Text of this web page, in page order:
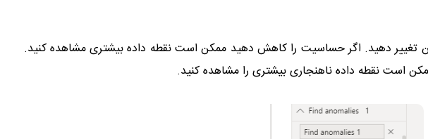
تغییر دهید. اگر حساسیت را کاهش دهید ممکن است نقطه داده بیشتری مشاهده کنید.
است نقطه داده ناهنجاری بیشتری را مشاهده کنید.